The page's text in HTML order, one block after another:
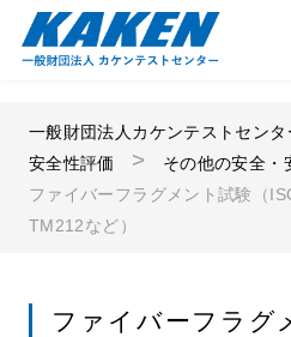
一般財団法人カケンテストセンタ
安全性評価
その他の安全・
ファイバーフラグメント試験（
TM212など）
ファイバーフラグ